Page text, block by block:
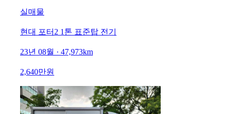
실매물
현대 포터2 1톤 표준탑 전기
23년 08월 · 47,973km
2,640만원